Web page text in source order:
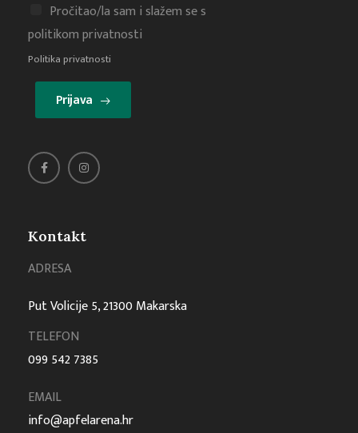
Kontakt
ADRESA
Put Volicije 5, 21300 Makarska
TELEFON
099 542 7385
EMAIL
info@apfelarena.hr
Pročitao/la sam i slažem se s
politikom privatnosti
Politika privatnosti
Prijava